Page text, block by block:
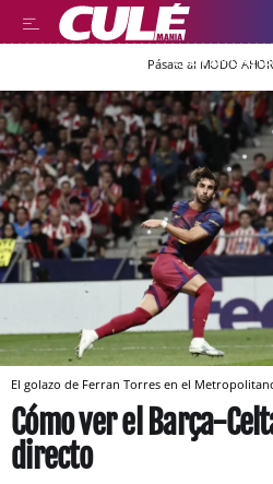
LEER EN
Pásate al MODO
El golazo de Ferran Torres en el
Cómo ver el Barça-
directo